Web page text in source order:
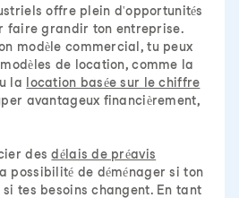
offre plein d'opportunités
faire grandir ton entreprise.
modèle commercial, tu peux
de location, comme la
la
location basée sur le chiffre
avantageux financièrement,
desdélais de préavis
possibilité de déménager si ton
tes besoins changent. En tant